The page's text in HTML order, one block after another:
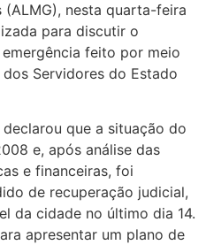
(ALMG), nesta quarta-feira
para discutir o
feito por meio
Servidores do Estado
que a situação do
e, após análise das
e financeiras, foi
de recuperação judicial,
da cidade no último dia 14.
apresentar um plano de